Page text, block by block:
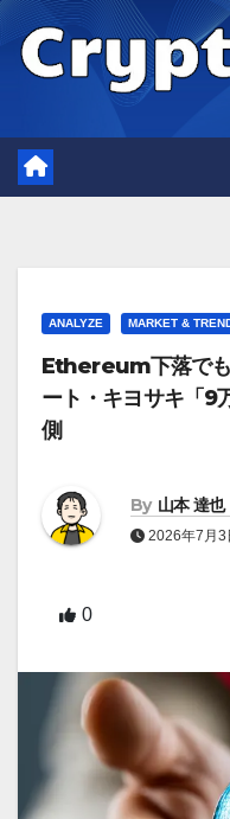
Skip
ANALYZE MARKET &
Ethereum下落でも
ート・キヨサキ「9
側
By 山本 達也
2026年7月3
0